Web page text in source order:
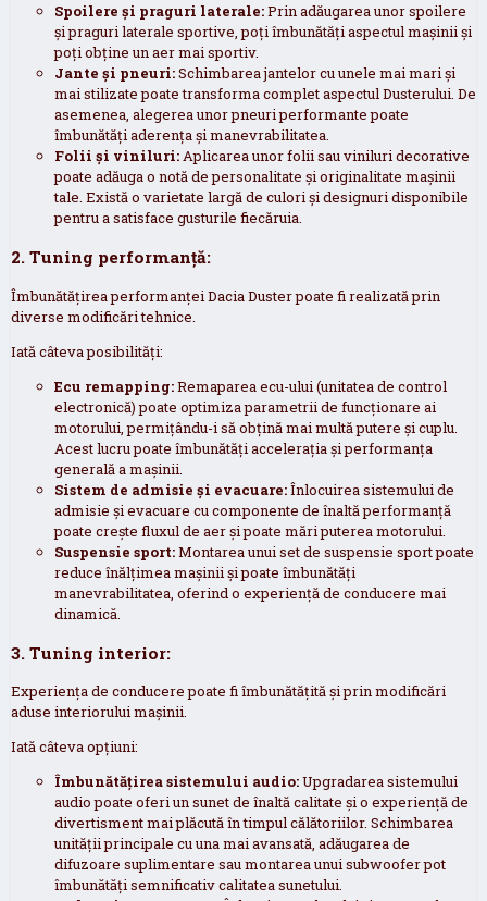
Spoilere și praguri laterale:Prin adăugarea unor spoilere
și praguri laterale sportive, poți îmbunătăți aspectul mașinii și
poți obține un aer mai sportiv.
Jante și pneuri:Schimbarea jantelor cu unele mai mari și
mai stilizate poate transforma complet aspectul Dusterului. De
asemenea, alegerea unor pneuri performante poate
îmbunătăți aderența și manevrabilitatea.
Folii și viniluri:Aplicarea unor folii sau viniluri decorative
poate adăuga o notă de personalitate și originalitate mașinii
tale. Există o varietate largă de culori și designuri disponibile
pentru a satisface gusturile fiecăruia.
2. Tuning performanță:
Îmbunătățirea performanței Dacia Duster poate fi realizată prin
diverse modificări tehnice.
Iată câteva posibilități:
Ecu remapping:Remaparea ecu-ului (unitatea de control
electronică) poate optimiza parametrii de funcționare ai
motorului, permițându-i să obțină mai multă putere și cuplu.
Acest lucru poate îmbunătăți accelerația și performanța
generală a mașinii.
Sistem de admisie și evacuare:Înlocuirea sistemului de
admisie și evacuare cu componente de înaltă performanță
poate crește fluxul de aer și poate mări puterea motorului.
Suspensie sport:Montarea unui set de suspensie sport poate
reduce înălțimea mașinii și poate îmbunătăți
manevrabilitatea, oferind o experiență de conducere mai
dinamică.
3. Tuning interior:
Experiența de conducere poate fi îmbunătățită și prin modificări
aduse interiorului mașinii.
Iată câteva opțiuni:
Îmbunătățirea sistemului audio:Upgradarea sistemului
audio poate oferi un sunet de înaltă calitate și o experiență de
divertisment mai plăcută în timpul călătoriilor. Schimbarea
unității principale cu una mai avansată, adăugarea de
difuzoare suplimentare sau montarea unui subwoofer pot
îmbunătăți semnificativ calitatea sunetului.